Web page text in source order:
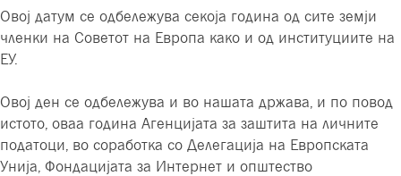
Овој датум се одбележува секоја година од сите земји
членки на Советот на Европа како и од институциите на
ЕУ.
Овој ден се одбележува и во нашата држава, и по повод
истото, оваа година Агенцијата за заштита на личните
податоци, во соработка со Делегација на Европската
Унија, Фондацијата за Интернет и општество